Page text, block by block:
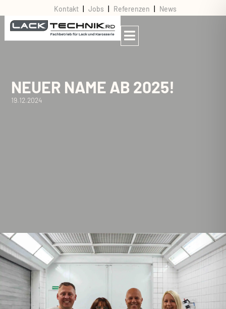
Kontakt| Jobs Referenzen News
NEUER NAME AB 2025!
19.12.2024